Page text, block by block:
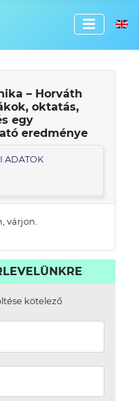
– Horváth
oktatás,
egy
eredménye
ADATOK
várjon.
kötelező